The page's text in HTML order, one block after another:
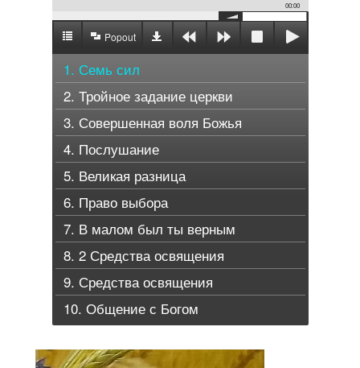
00:00
Popout
1. Семь сил
2. Тройное задание церкви
3. Совершенная воля Божья
4. Послушание
5. Великая разница
6. Право выбора
7. В малом был ты верным
8. 2 Средства освящения
9. Средства освящения
10. Общение с Богом